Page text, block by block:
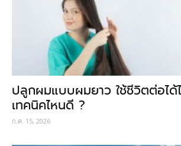
ปลูกผมแบบผมยาว ใช้ชีวิตต่อได้
เทคนิคไหนดี ?
ก.ค. 15, 2026